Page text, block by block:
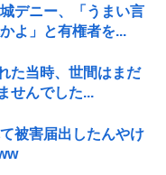
デニー、「うまい言
よ」と有権者を...
た当時、世間はまだ
せんでした...
被害届出したんやけ